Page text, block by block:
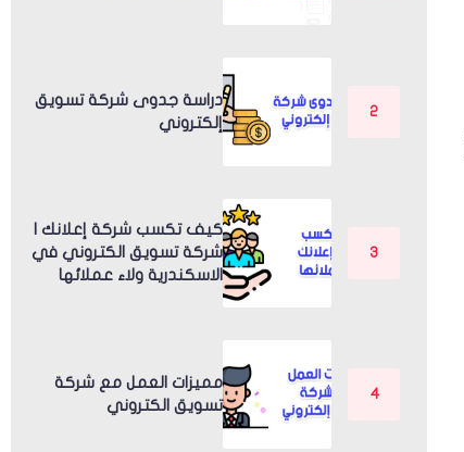
دراسة جدوى شركة تسويق
إلكتروني
كيف تكسب شركة إعلانك |
شركة تسويق الكتروني في
الاسكندرية ولاء عملائها
مميزات العمل مع شركة
تسويق الكتروني